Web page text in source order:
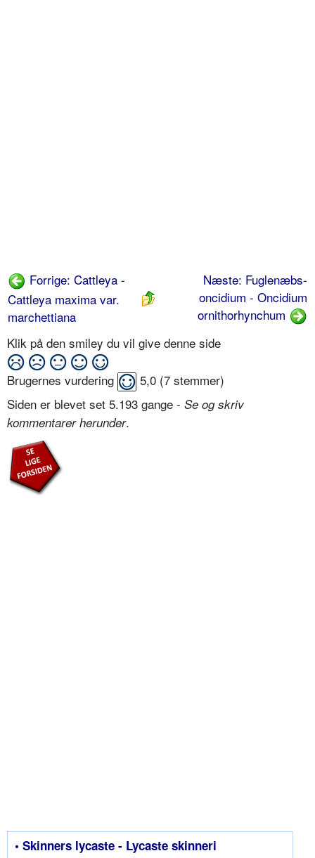
Forrige: Cattleya -
Cattleya maxima var.
marchettiana
Næste: Fuglenæbs-
oncidium - Oncidium
ornithorhynchum
Klik på den smiley du vil give denne side
Brugernes vurdering 5,0 (7 stemmer)
Siden er blevet set 5.193 gange - Se og skriv
kommentarer herunder.
• Skinners lycaste - Lycaste skinneri